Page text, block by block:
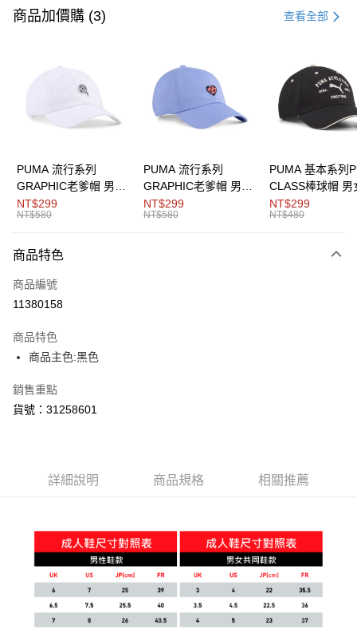
信用卡一次付款
Apple Pay
Google Pay
貨到付款
宅配(離島恕不配送)
每筆NT$150，滿NT$1,800(含以上)免運費
宅配貨到付款(離島恕不配送)
每筆NT$180
商品加價購 (3) 查看全部
PUMA 流行系列
GRAPHIC老爹帽 男女
共同
NT$299
NT$580
PUMA 流行系列
GRAPHIC老爹帽 男女
共同
NT$299
NT$580
PUMA 基本系列
CLASS棒球帽 男
同
NT$299
NT$480
商品特色
商品編號
11380158
商品特色
商品主色:黑色
銷售重點
貨號：31258601
詳細說明 商品規格 相關推薦